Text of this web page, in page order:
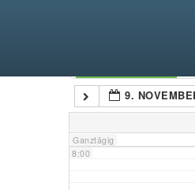
9.
Ganztägig
7:00
8:00